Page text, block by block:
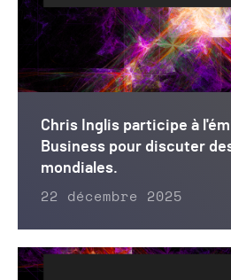
Chris Inglis participe à
Business pour discuter
mondiales.
22 décembre 2025